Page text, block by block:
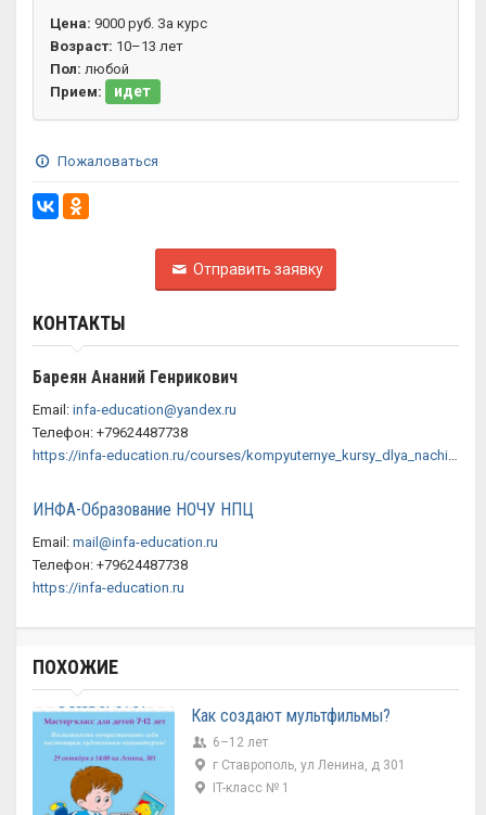
Цена: 9000 руб. За курс
Возраст: 10–13 лет
Пол: любой
Прием:
идет
Пожаловаться
Отправить заявку
КОНТАКТЫ
Бареян Ананий Генрикович
Email: infa-education@yandex.ru
Телефон: +79624487738
https://infa-education.ru/courses/kompyuternye_kursy_dlya_nachinayuschih_v_stavropole.php#KursOsnoviPVMDeti10let
ИНФА-Образование НОЧУ НПЦ
Email: mail@infa-education.ru
Телефон: +79624487738
https://infa-education.ru
ПОХОЖИЕ
Как создают мультфильмы?
6–12 лет
г Ставрополь, ул Ленина, д 301
IT-класс № 1